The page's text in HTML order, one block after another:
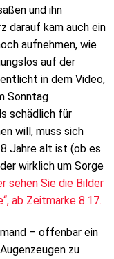
und ihn
darauf kam auch ein
aufnehmen, wie
auf der
in dem Video,
Sonntag
schädlich für
will, muss sich
Jahre alt ist (ob es
wirklich um Sorge
sehen Sie die Bilder
ab Zeitmarke 8.17.
– offenbar ein
zu